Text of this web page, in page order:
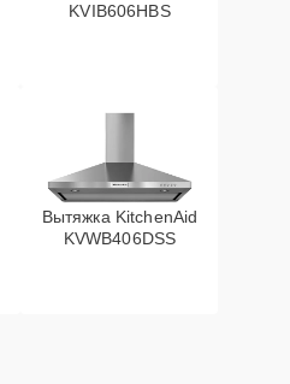
KVIB606HBS
Вытяжка KitchenAid
KVWB406DSS